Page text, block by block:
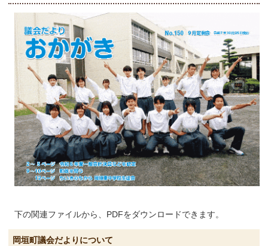
下の関連ファイルから、PDFをダウンロードできます。
岡垣町議会だよりについて